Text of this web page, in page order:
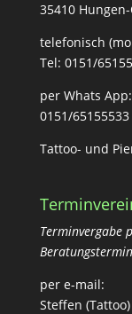
35410
telefonisch
Tel: 0151/
per Whats App:
0151/65155533
Tattoo- und
Terminvergabe
per e-mail:
Steffen (Tattoo)